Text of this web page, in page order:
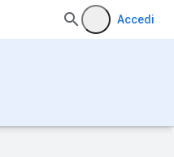
Accedi